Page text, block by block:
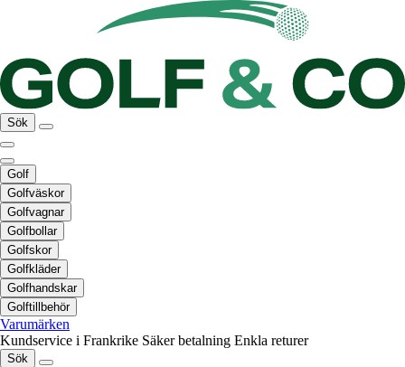
Sök
Golf
Golfväskor
Golfvagnar
Golfbollar
Golfskor
Golfkläder
Golfhandskar
Golftillbehör
Varumärken
Kundservice i Frankrike Säker betalning Enkla returer
Sök